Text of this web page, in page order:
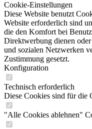
Cookie-Einstellungen
Diese Website benutzt
Website erforderlich sind
die den Komfort bei
Direktwerbung dienen
und sozialen Netzwerken
Zustimmung gesetzt.
Konfiguration
Technisch erforderlich
Diese Cookies sind für die
"Alle Cookies ablehnen"